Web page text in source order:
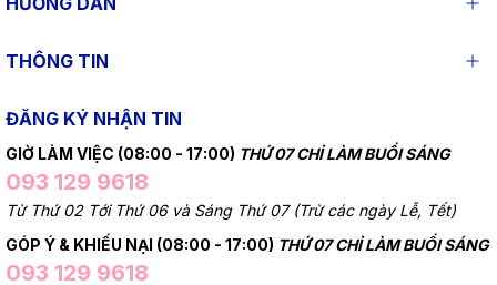
THÔNG TIN
ĐĂNG KÝ NHẬN TIN
GIỜ LÀM VIỆC (08:00 - 17:00) THỨ 07 CHỈ LÀM BUỔI SÁNG
093 129 9618
Từ Thứ 02 Tới Thứ 06 và Sáng Thứ 07 (Trừ các ngày Lễ, Tết)
GÓP Ý & KHIẾU NẠI (08:00 - 17:00) THỨ 07 CHỈ LÀM BUỔI SÁNG
093 129 9618